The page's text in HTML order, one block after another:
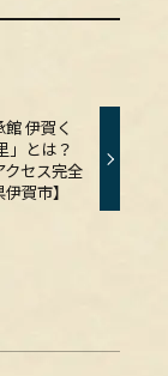
館 伊賀く
」とは？
セス完全
賀市】